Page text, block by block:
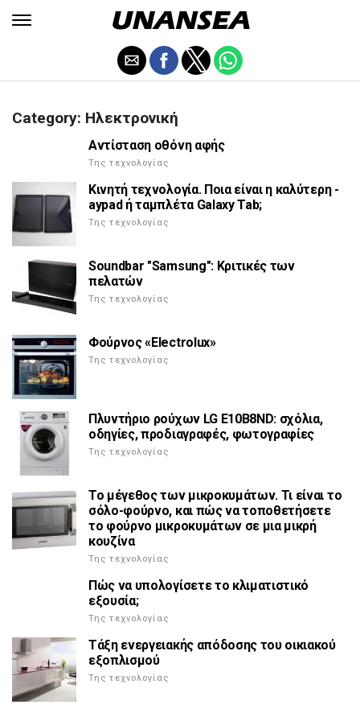
Category: Ηλεκτρονική
Αντίσταση οθόνη αφής
Της τεχνολογίας
Κινητή τεχνολογία. Ποια είναι η καλύτερη -
aypad ή ταμπλέτα Galaxy Tab;
Της τεχνολογίας
Soundbar "Samsung": Κριτικές των
πελατών
Της τεχνολογίας
Φούρνος «Electrolux»
Της τεχνολογίας
Πλυντήριο ρούχων LG E10B8ND: σχόλια,
οδηγίες, προδιαγραφές, φωτογραφίες
Της τεχνολογίας
Το μέγεθος των μικροκυμάτων. Τι είναι το
σόλο-φούρνο, και πώς να τοποθετήσετε
το φούρνο μικροκυμάτων σε μια μικρή
κουζίνα
Της τεχνολογίας
Πώς να υπολογίσετε το κλιματιστικό
εξουσία;
Της τεχνολογίας
Τάξη ενεργειακής απόδοσης του οικιακού
εξοπλισμού
Της τεχνολογίας